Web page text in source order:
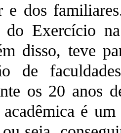
e dos
Exercício
disso, teve
de
os 20 anos
é